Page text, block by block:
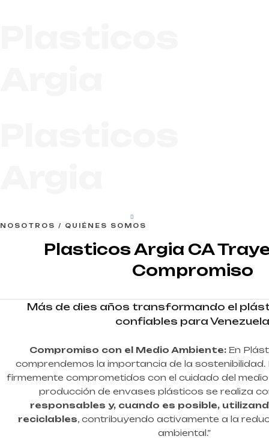
NOSOTROS / QUIÉNES SOMOS
Plasticos Argia CA
Compromiso
Más de dies años transformando el
confiables para Venezuela
Compromiso con el Medio Ambiente: En
comprendemos la importancia de la sostenibilidad.
firmemente comprometidos con el cuidado del
producción de envases plásticos se realiza
responsables y, cuando es posible,
reciclables, contribuyendo activamente a la
ambiental.”